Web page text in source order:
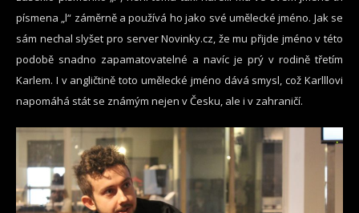
písmena „l“ záměrně a používá ho jako své umělecké jméno. Jak se
sám nechal slyšet pro server Novinky.cz, že mu přijde jméno v této
podobě snadno zapamatovatelné a navíc je prý v rodině třetím
Karlem. I v angličtině toto umělecké jméno dává smysl, což Karlllovi
napomáhá stát se známým nejen v Česku, ale i v zahraničí.